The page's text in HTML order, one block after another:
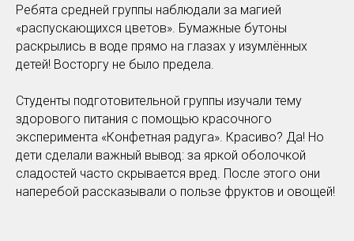
Ребята средней группы наблюдали за магией
«распускающихся цветов». Бумажные бутоны
раскрылись в воде прямо на глазах у изумлённых
детей! Восторгу не было предела.
Студенты подготовительной группы изучали тему
здорового питания с помощью красочного
эксперимента «Конфетная радуга». Красиво? Да! Но
дети сделали важный вывод: за яркой оболочкой
сладостей часто скрывается вред. После этого они
наперебой рассказывали о пользе фруктов и овощей!